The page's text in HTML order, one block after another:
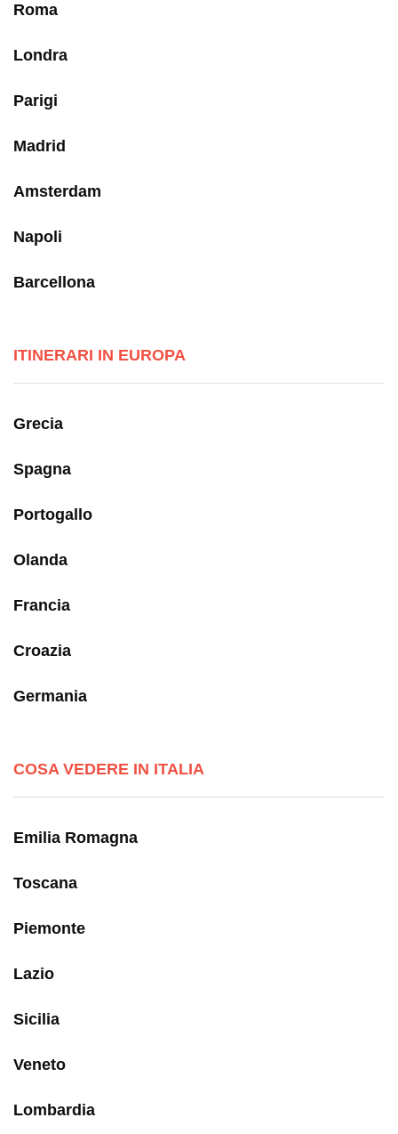
Roma
Londra
Parigi
Madrid
Amsterdam
Napoli
Barcellona
ITINERARI IN EUROPA
Grecia
Spagna
Portogallo
Olanda
Francia
Croazia
Germania
COSA VEDERE IN ITALIA
Emilia Romagna
Toscana
Piemonte
Lazio
Sicilia
Veneto
Lombardia